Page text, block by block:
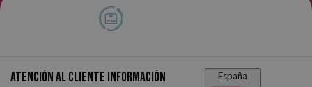
Atención al cliente Información España